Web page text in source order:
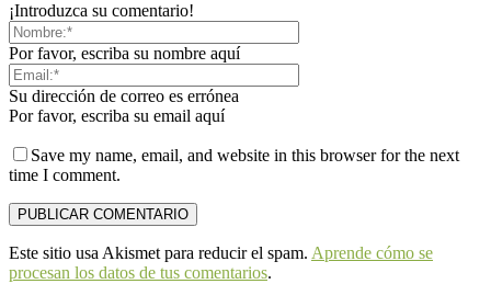
¡Introduzca su comentario!
Por favor, escriba su nombre aquí
Su dirección de correo es errónea
Por favor, escriba su email aquí
Save my name, email, and website in this browser for the next
time I comment.
Este sitio usa Akismet para reducir el spam. Aprende cómo se
procesan los datos de tus comentarios.